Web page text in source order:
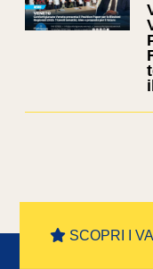
SCOPRI I